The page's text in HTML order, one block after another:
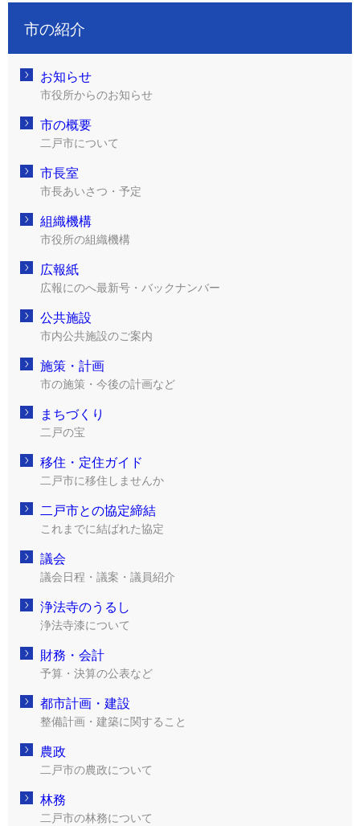
市の紹介
お知らせ
市役所からのお知らせ
市の概要
二戸市について
市長室
市長あいさつ・予定
組織機構
市役所の組織機構
広報紙
広報にのへ最新号・バックナンバー
公共施設
市内公共施設のご案内
施策・計画
市の施策・今後の計画など
まちづくり
二戸の宝
移住・定住ガイド
二戸市に移住しませんか
二戸市との協定締結
これまでに結ばれた協定
議会
議会日程・議案・議員紹介
浄法寺のうるし
浄法寺漆について
財務・会計
予算・決算の公表など
都市計画・建設
整備計画・建築に関すること
農政
二戸市の農政について
林務
二戸市の林務について